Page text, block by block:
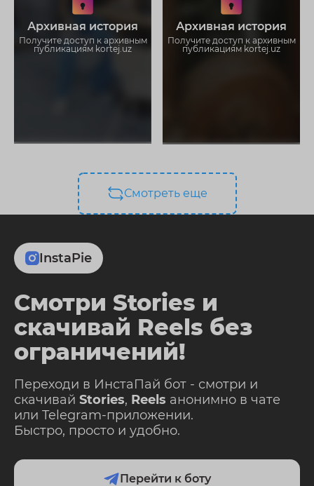
Архивная история
Получите доступ к архивным
публикациям kortej.uz
Не отвлекайтесь на рекламу
Загружайте истории без
ограничений
Архивная история
Получите доступ к архивным
публикациям kortej.uz
Не отвлекайтесь на рекламу
Загружайте истории без
ограничений
Смотреть еще
InstaPie
Смотри Stories и
скачивай Reels без
ограничений!
Переходи в ИнстаПай бот - смотри и
скачивай Stories, Reels анонимно в чате
или Telegram-приложении.
Быстро, просто и удобно.
Перейти к боту